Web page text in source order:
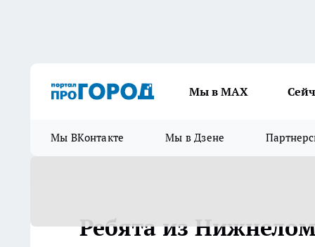
Мы в МАХ
Мы ВКонтакте Мы в Дзене
Ребята из